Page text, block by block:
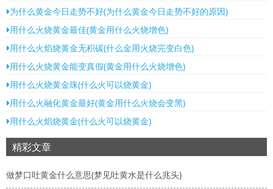
为什么黄金今日走势不好(为什么黄金今日走势不好的原因)
用什么火烧黄金最佳(黄金用什么火烧增色)
用什么火焰烧黄金无积碳(什么金用火烧完变白色)
用什么火烧黄金能变真假(黄金用什么火烧增色)
用什么火烧黄金珠(什么火可以烧黄金)
用什么火融化黄金最好(黄金用什么火烧会变黑)
用什么火焰烧黄金(什么火可以烧黄金)
精彩文章
做梦口吐黄金什么意思(梦见吐黄水是什么兆头)